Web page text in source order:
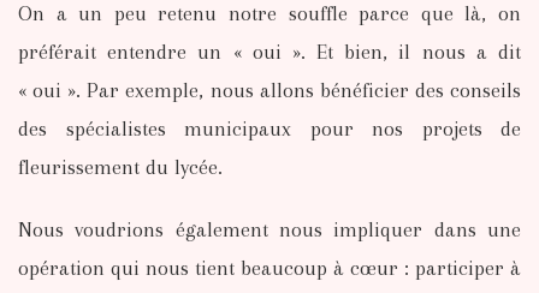
On a un peu retenu notre souffle parce que là, on
préférait entendre un « oui ». Et bien, il nous a dit
« oui ». Par exemple, nous allons bénéficier des conseils
des spécialistes municipaux pour nos projets de
fleurissement du lycée.
Nous voudrions également nous impliquer dans une
opération qui nous tient beaucoup à cœur : participer à